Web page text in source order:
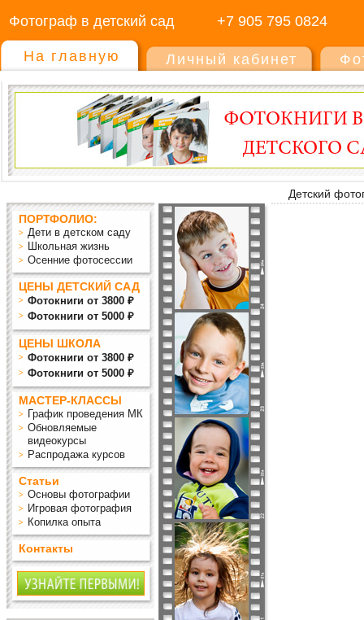
Фотограф в детский сад +7 905 795 0824
На главную Личный кабинет
Детский
ПОРТФОЛИО:
Дети в детском саду
Школьная жизнь
Осенние фотосессии
ЦЕНЫ ДЕТСКИЙ САД
Фотокниги от 3800 ₽
Фотокниги от 5000 ₽
ЦЕНЫ ШКОЛА
Фотокниги от 3800 ₽
Фотокниги от 5000 ₽
МАСТЕР-КЛАССЫ
График проведения МК
Обновляемые
видеокурсы
Распродажа курсов
Статьи
Основы фотографии
Игровая фотография
Копилка опыта
Контакты